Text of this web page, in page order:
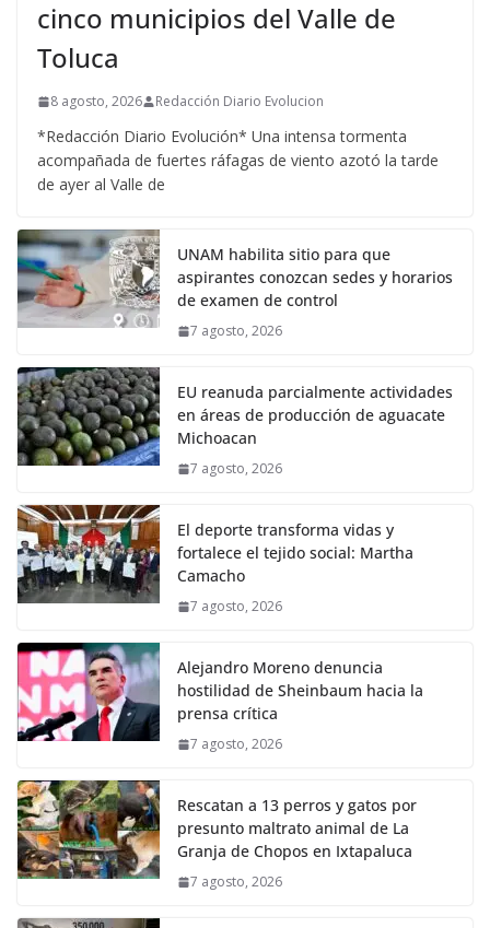
cinco municipios del Valle de
Toluca
8 agosto, 2026 Redacción Diario Evolucion
*Redacción Diario Evolución* Una intensa tormenta
acompañada de fuertes ráfagas de viento azotó la tarde
de ayer al Valle de
UNAM habilita sitio para que
aspirantes conozcan sedes y horarios
de examen de control
7 agosto, 2026
EU reanuda parcialmente actividades
en áreas de producción de aguacate
Michoacan
7 agosto, 2026
El deporte transforma vidas y
fortalece el tejido social: Martha
Camacho
7 agosto, 2026
Alejandro Moreno denuncia
hostilidad de Sheinbaum hacia la
prensa crítica
7 agosto, 2026
Rescatan a 13 perros y gatos por
presunto maltrato animal de La
Granja de Chopos en Ixtapaluca
7 agosto, 2026